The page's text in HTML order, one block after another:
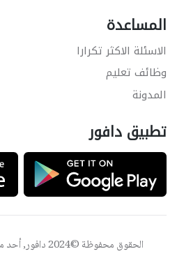
المساعدة
الاسئلة الاكثر تكرارا
وظائف تعليم
المدونة
تطبيق دافور
الحقوق محفوظة ©2024 دافور, أحد مشاريع مجموعة